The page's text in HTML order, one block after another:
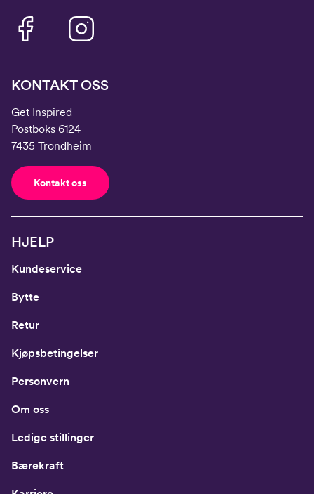
KONTAKT OSS
Get Inspired
Postboks 6124
7435 Trondheim
Kontakt oss
HJELP
Kundeservice
Bytte
Retur
Kjøpsbetingelser
Personvern
Om oss
Ledige stillinger
Bærekraft